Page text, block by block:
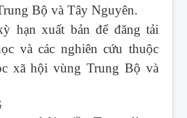
Bộ và Tây Nguyên.
hạn xuất bản để đăng tải
và các nghiên cứu thuộc
xã hội vùng Trung Bộ và